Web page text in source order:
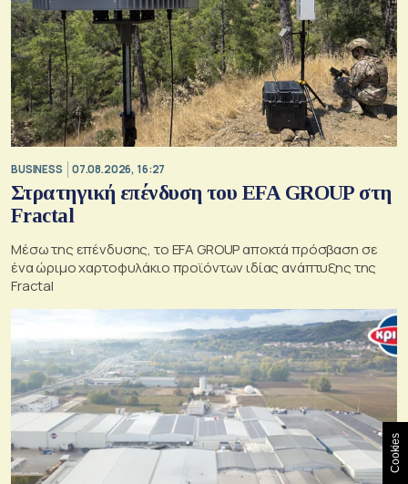
BUSINESS 07.08.2026, 16:27
Στρατηγική επένδυση του EFA GROUP στη
Fractal
Μέσω της επένδυσης, το EFA GROUP αποκτά πρόσβαση σε
ένα ώριμο χαρτοφυλάκιο προϊόντων ιδίας ανάπτυξης της
Fractal
Cookies